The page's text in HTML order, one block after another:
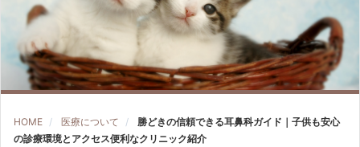
HOME 医療について
勝どきの信頼できる耳鼻科ガイド｜子供も安心
の診療環境とアクセス便利なクリニック紹介